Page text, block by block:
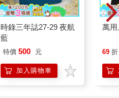
時錄三年誌27-29 夜航
藍
特價 500 元
加入購物車
萬用
69 折